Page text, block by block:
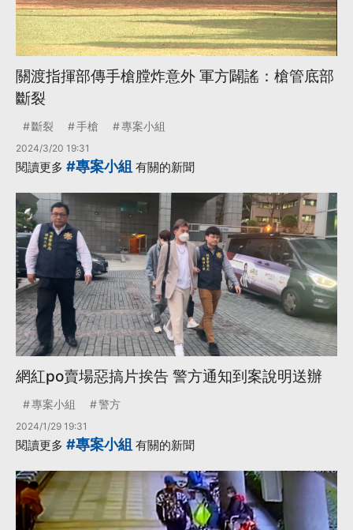
關渡指揮部傳手槍膛炸意外 軍方闢謠：槍管底部
斷裂
斷裂 手槍 專案小組
2024/3/20 19:31
閱讀更多 #專案小組 有關的新聞
網紅po賣場惡搞片挨告 警方通知到案說明送辦
專案小組 警方
2024/1/29 19:31
閱讀更多 #專案小組 有關的新聞